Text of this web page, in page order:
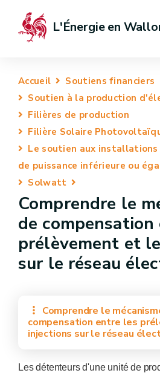
L'Énergie en
Accueil
Soutiens financiers
Soutien à la production
Filières de production
Filière Solaire
Le soutien aux
de puissance inférieure ou
Solwatt
Comprendre le
de
prélèvement et
sur le réseau
Comprendre le
compensation entre les
injections sur le réseau
Les détenteurs d'une unité de